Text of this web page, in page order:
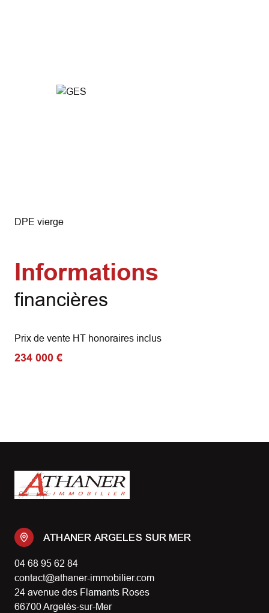
DPE vierge
Informations
financières
Prix de vente HT honoraires inclus
234 000 €
ATHANER ARGELES SUR MER
04 68 95 62 84
contact@athaner-immobilier.com
24 avenue des Flamants Roses
66700 Argelès-sur-Mer